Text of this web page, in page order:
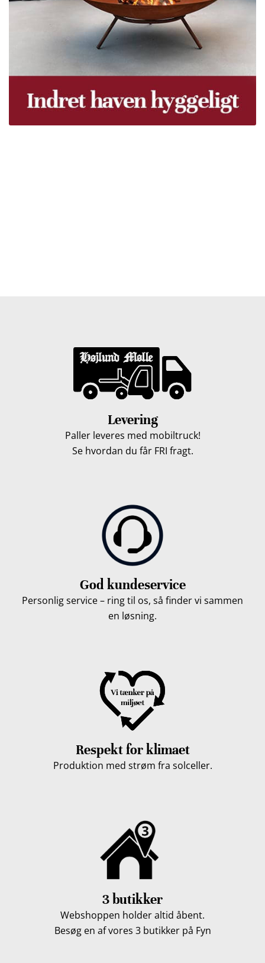
Levering
Paller leveres med mobiltruck!
Se hvordan du får FRI fragt.
God kundeservice
Personlig service – ring til os, så finder vi sammen
en løsning.
Respekt for klimaet
Produktion med strøm fra solceller.
3 butikker
Webshoppen holder altid åbent.
Besøg en af vores 3 butikker på Fyn